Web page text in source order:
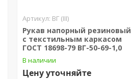
ВГ (III)
Рукав напорный резиновый
с текстильным каркасом
ГОСТ 18698-79 ВГ-50-69-1,0
В наличии
Цену уточняйте